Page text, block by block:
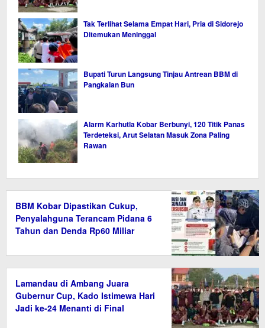
Tak Terlihat Selama Empat Hari, Pria di Sidorejo
Ditemukan Meninggal
Bupati Turun Langsung Tinjau Antrean BBM di
Pangkalan Bun
Alarm Karhutla Kobar Berbunyi, 120 Titik Panas
Terdeteksi, Arut Selatan Masuk Zona Paling
Rawan
BBM Kobar Dipastikan Cukup,
Penyalahguna Terancam Pidana 6
Tahun dan Denda Rp60 Miliar
Lamandau di Ambang Juara
Gubernur Cup, Kado Istimewa Hari
Jadi ke-24 Menanti di Final